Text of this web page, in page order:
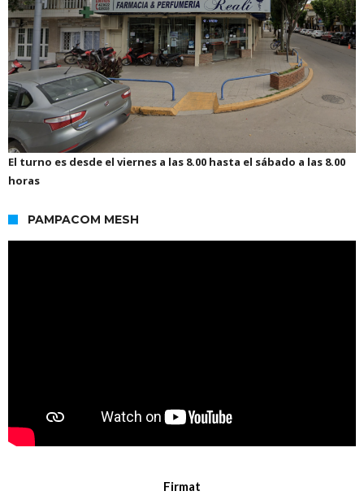
El turno es desde el viernes a las 8.00 hasta el sábado a las 8.00
horas
PAMPACOM MESH
Firmat